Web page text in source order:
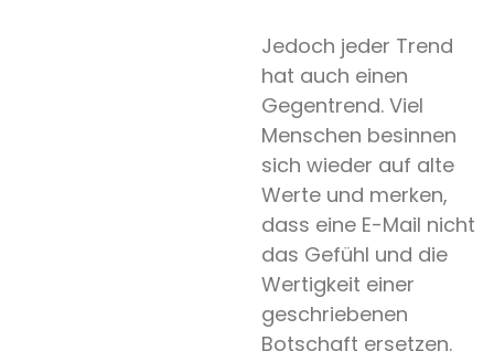
Jedoch jeder Trend
hat auch einen
Gegentrend. Viel
Menschen besinnen
sich wieder auf alte
Werte und merken,
dass eine E-Mail nicht
das Gefühl und die
Wertigkeit einer
geschriebenen
Botschaft ersetzen.